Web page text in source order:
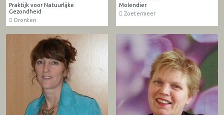
Praktijk voor Natuurlijke
Gezondheid
Dronten
Molendier
Zoetermeer